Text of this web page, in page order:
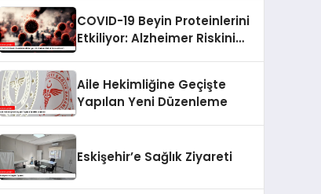
COVID-19 Beyin Proteinlerini
Etkiliyor: Alzheimer Riskini
Aile Hekimliğine Geçişte
Yapılan Yeni Düzenleme
Eskişehir’e Sağlık Ziyareti